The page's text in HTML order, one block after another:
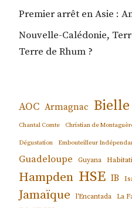
Premier arrêt en Asie :
Nouvelle-Calédonie,
Terre de Rhum ?
AOC Armagnac Bielle
Chantal Comte Christian de
Dégustation Embouteilleur
Guadeloupe Guyana
Hampden HSE IB
Jamaïque l'Encantada La